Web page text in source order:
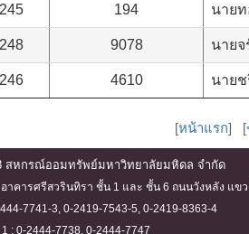
194 นายท
9078 นายจ
4610 นาย
[หน้าแรก] [
สหกรณ์ออมทรัพย์มหาวิทยาลัยมหิดล จำกัด
อาคารศรีสวรินทิรา ชั้น 1 และ ชั้น 6 ถนนวังหลัง แข
7741-3, 0-2419-7543-5, 0-2419-8363-4
: 0-2444-7738, 0-2444-7747